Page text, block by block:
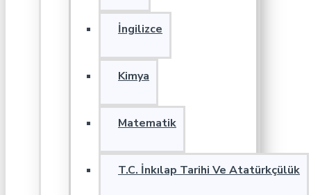
İngilizce
Kimya
Matematik
T.C. İnkılap Tarihi Ve Atatürkçülük